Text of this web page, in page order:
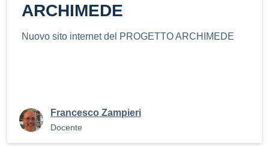
ARCHIMEDE
Nuovo sito internet del PROGETTO ARCHIMEDE
Francesco Zampieri
Docente